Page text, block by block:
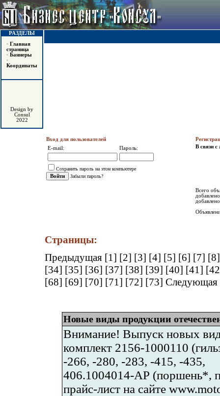
РАЗДЕЛЫ
• Главная
страница
• Баннеры
•
Координаты
Design by
Consul
2022
Вход для пользователей
E-mail:
Пароль:
Сохранить пароль на этом компьютере
Забыли пароль?
В связи
Всего
Страницы:
Предыдущая [1] [2] [3] [4] [5] [6] [7]
[34] [35] [36] [37] [38] [39] [40] [41]
[68] [69] [70] [71] [72] [73] Следующая
Новые виды продукции
Внимание! Выпуск новых
комплект 2156-1000110
-266, -280, -283, -415, -435,
406.1004014-АР (поршень*,
прайс-лист на сайте